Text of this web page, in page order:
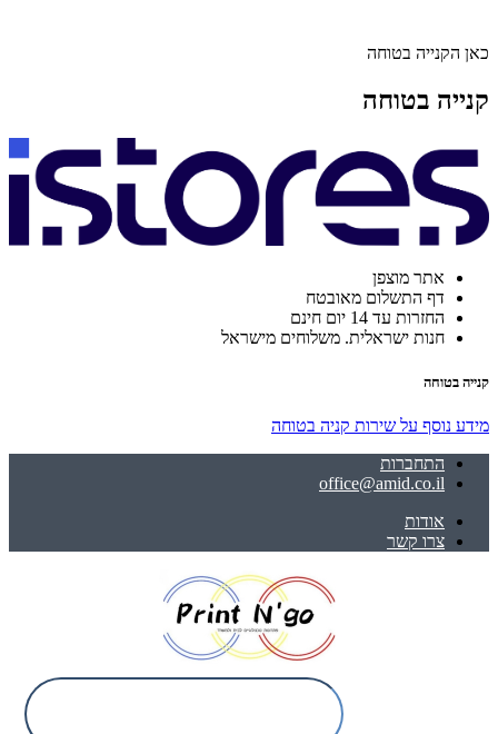
כאן הקנייה בטוחה
קנייה בטוחה
אתר מוצפן
דף התשלום מאובטח
החזרות עד 14 יום חינם
חנות ישראלית. משלוחים מישראל
קנייה בטוחה
מידע נוסף על שירות קניה בטוחה
התחברות
office@amid.co.il
אודות
צרו קשר